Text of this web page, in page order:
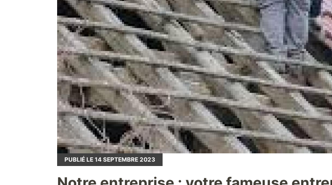
PUBLIÉ LE 14 SEPTEMBRE 2023